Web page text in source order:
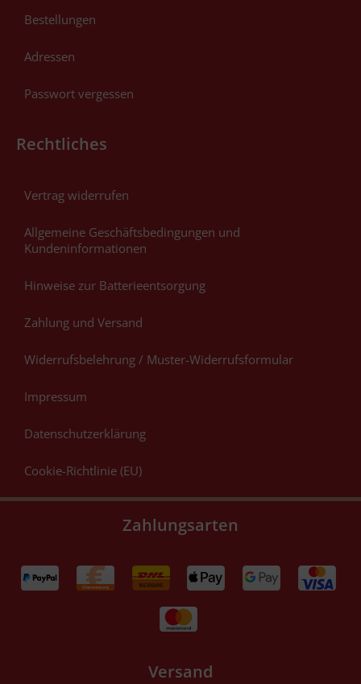
Bestellungen
Adressen
Passwort vergessen
Rechtliches
Vertrag widerrufen
Allgemeine Geschäftsbedingungen und
Kundeninformationen
Hinweise zur Batterieentsorgung
Zahlung und Versand
Widerrufsbelehrung / Muster-Widerrufsformular
Impressum
Datenschutzerklärung
Cookie-Richtlinie (EU)
Zahlungsarten
Versand